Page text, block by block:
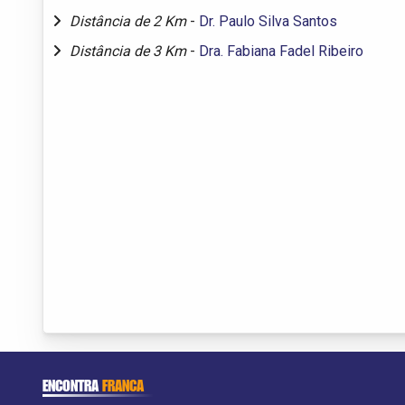
Distância de 2 Km - Dr. Paulo Silva Santos
Distância de 3 Km - Dra. Fabiana Fadel Ribeiro
ENCONTRAFRANCA